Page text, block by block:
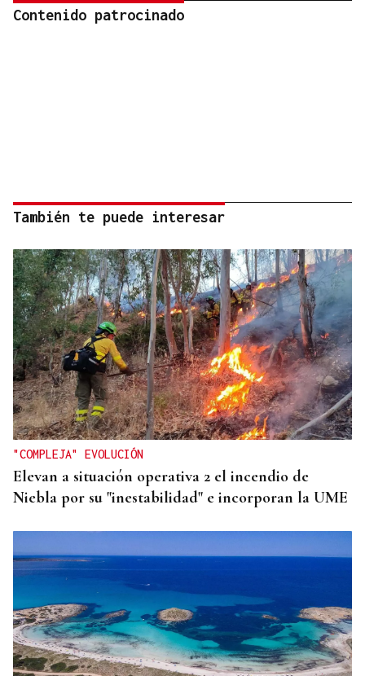
Contenido patrocinado
También te puede interesar
"COMPLEJA" EVOLUCIÓN
Elevan a situación operativa 2 el incendio de
Niebla por su "inestabilidad" e incorporan la UME